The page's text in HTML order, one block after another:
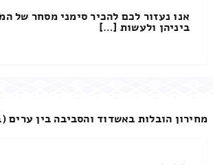
אנו נעזור לכם להכיר סימני מסחר של
ביניהן ולעשות […]
מחירון הובלות באשדוד והסביבה בין ערים